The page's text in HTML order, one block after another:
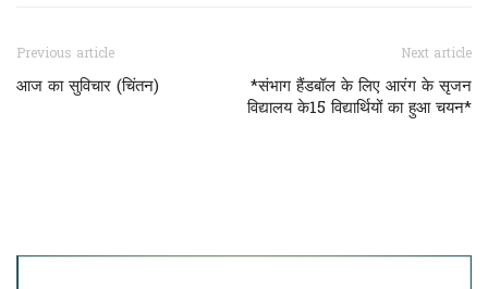
Previous article
आज का सुविचार (चिंतन)
Next article
*संभाग हैंडबॉल के लिए आरंग के सृजन
विद्यालय के15 विद्यार्थियों का हुआ चयन*